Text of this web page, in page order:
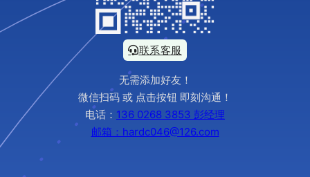
联系客服
无需添加好友！
微信扫码 或 点击按钮 即刻沟通！
电话： 136 0268 3853 彭经理
邮箱：hardc046@126.com